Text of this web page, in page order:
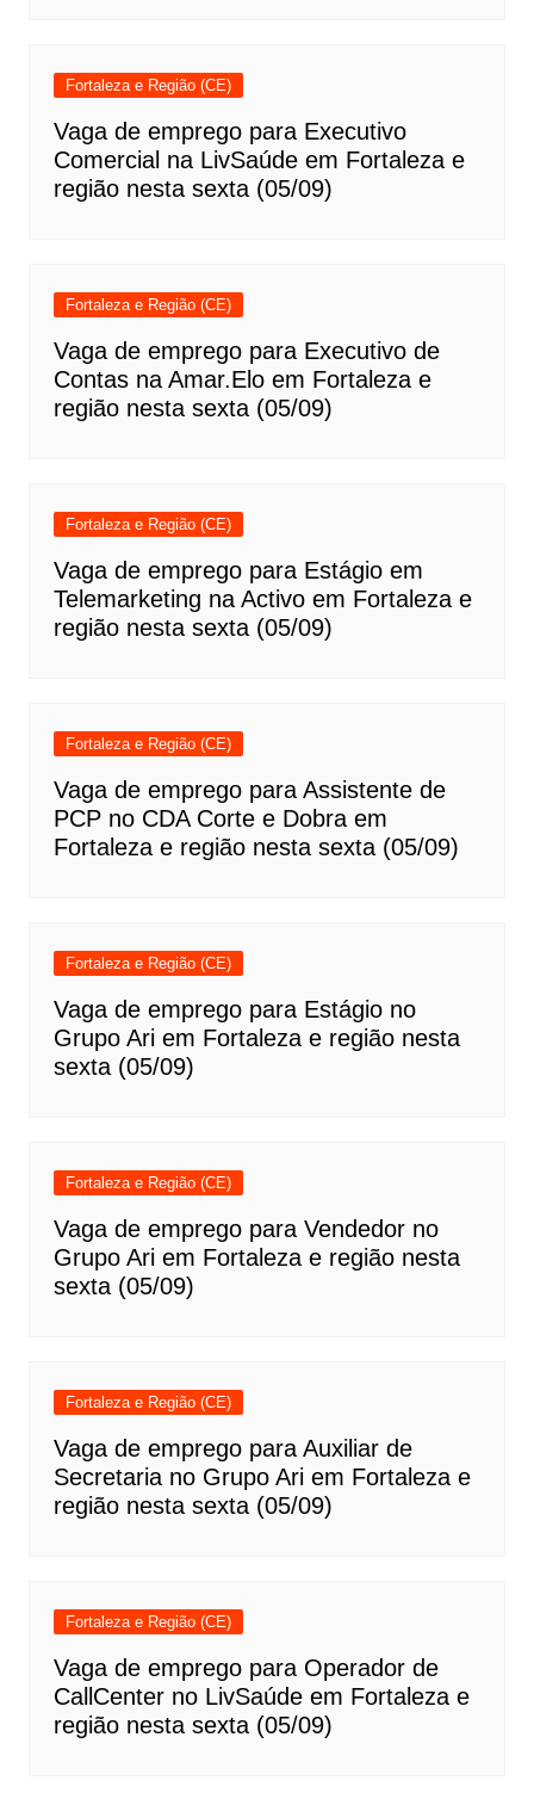
Fortaleza e Região (CE)
Vaga de emprego para Executivo
Comercial na LivSaúde em Fortaleza e
região nesta sexta (05/09)
Fortaleza e Região (CE)
Vaga de emprego para Executivo de
Contas na Amar.Elo em Fortaleza e
região nesta sexta (05/09)
Fortaleza e Região (CE)
Vaga de emprego para Estágio em
Telemarketing na Activo em Fortaleza e
região nesta sexta (05/09)
Fortaleza e Região (CE)
Vaga de emprego para Assistente de
PCP no CDA Corte e Dobra em
Fortaleza e região nesta sexta (05/09)
Fortaleza e Região (CE)
Vaga de emprego para Estágio no
Grupo Ari em Fortaleza e região nesta
sexta (05/09)
Fortaleza e Região (CE)
Vaga de emprego para Vendedor no
Grupo Ari em Fortaleza e região nesta
sexta (05/09)
Fortaleza e Região (CE)
Vaga de emprego para Auxiliar de
Secretaria no Grupo Ari em Fortaleza e
região nesta sexta (05/09)
Fortaleza e Região (CE)
Vaga de emprego para Operador de
CallCenter no LivSaúde em Fortaleza e
região nesta sexta (05/09)